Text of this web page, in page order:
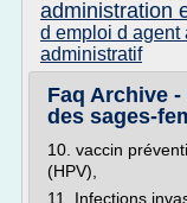
administration
d emploi d agent
administratif
Faq Archive
des sages-
10. vaccin
(HPV),
11. Infections